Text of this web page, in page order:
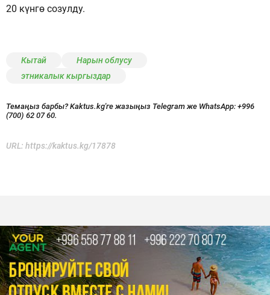
20 күнгө созулду.
Кытай
Нарын облусу
этникалык кыргыздар
Темаңыз барбы? Kaktus.kg'ге жазыңыз Telegram же WhatsApp: +996
(700) 62 07 60.
URL: https://kaktus.kg/17878